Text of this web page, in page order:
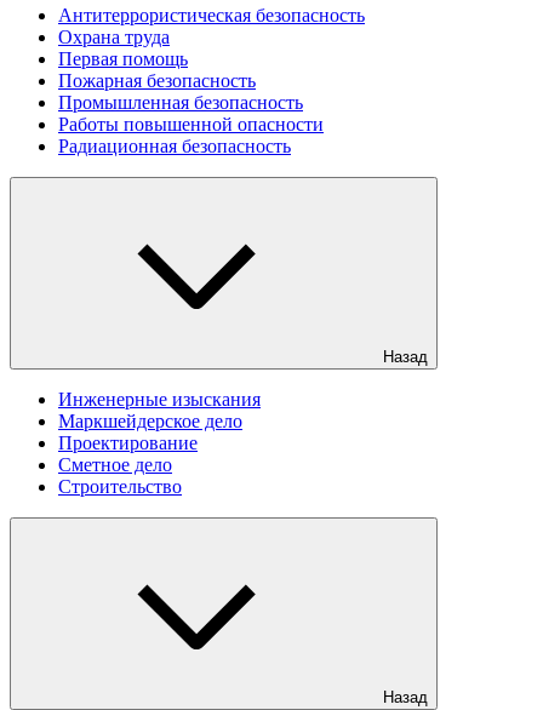
Антитеррористическая безопасность
Охрана труда
Первая помощь
Пожарная безопасность
Промышленная безопасность
Работы повышенной опасности
Радиационная безопасность
Назад
Инженерные изыскания
Маркшейдерское дело
Проектирование
Сметное дело
Строительство
Назад